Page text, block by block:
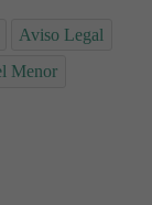
Aviso Legal
Menor